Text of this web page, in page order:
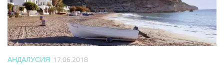
АНДАЛУСИЯ 17.06.2018